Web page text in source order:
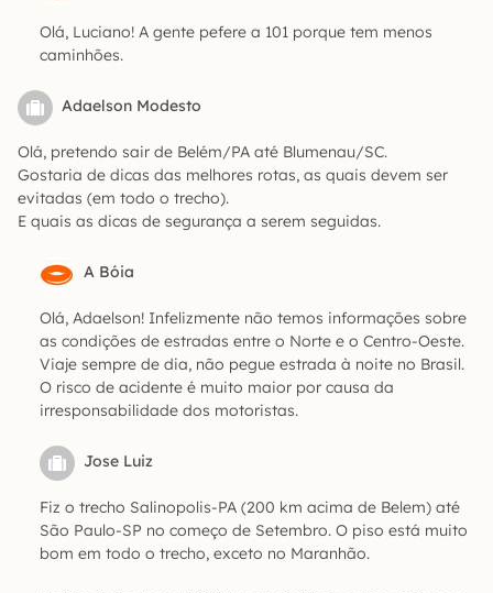
Olá, Luciano! A gente pefere a 101 porque tem menos
caminhões.
Adaelson Modesto
Olá, pretendo sair de Belém/PA até Blumenau/SC.
Gostaria de dicas das melhores rotas, as quais devem ser
evitadas (em todo o trecho).
E quais as dicas de segurança a serem seguidas.
A Bóia
Olá, Adaelson! Infelizmente não temos informações sobre
as condições de estradas entre o Norte e o Centro-Oeste.
Viaje sempre de dia, não pegue estrada à noite no Brasil.
O risco de acidente é muito maior por causa da
irresponsabilidade dos motoristas.
Jose Luiz
Fiz o trecho Salinopolis-PA (200 km acima de Belem) até
São Paulo-SP no começo de Setembro. O piso está muito
bom em todo o trecho, exceto no Maranhão.